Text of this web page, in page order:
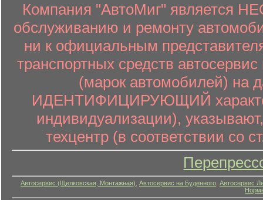
Компания "АвтоМиг" является
обслуживанию и ремонту
ни к официальным
транспортных средств
(марок автомобилей) на
ИДЕНТИФИЦИРУЮЩИЙ характер
индивидуализации),
техцентр (в соответствии со
Автосервис (Щелковская, Монтажная) Автосервис на Буденного Автосервис